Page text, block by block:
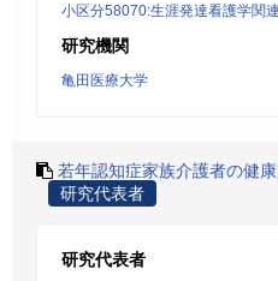
小区分58070:生涯発達看護学関連
研究機関
亀田医療大学
若年認知症家族介護者の健
研究代表者
研究代表者